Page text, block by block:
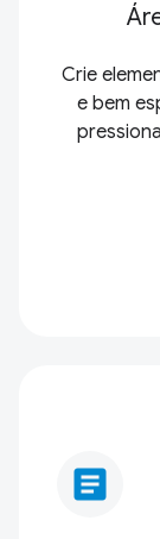
Crie
e bem
article